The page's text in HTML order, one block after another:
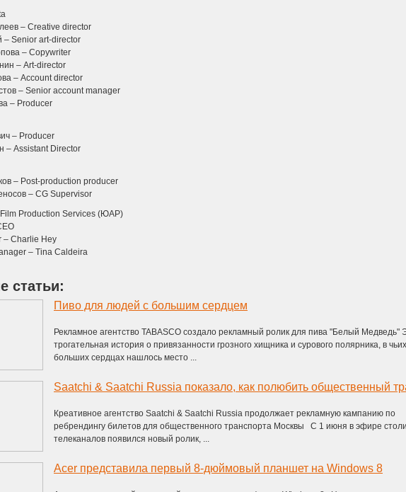
– Creative director
– Senior art-director
– Copywriter
– Art-director
– Account director
– Senior account manager
– Producer
– Producer
– Assistant Director
– Post-production producer
– CG Supervisor
Production Services (ЮАР)
– Charlie Hey
– Tina Caldeira
статьи:
Пиво для людей с большим сердцем
Рекламное агентство TABASCO создало рекламный ролик для пива "Белый Медведь"
трогательная история о привязанности грозного хищника и сурового полярника, в чьих
больших сердцах нашлось место ...
Креативное агентство Saatchi & Saatchi Russia продолжает рекламную кампанию по
ребрендингу билетов для общественного транспорта Москвы С 1 июня в эфире
телеканалов появился новый ролик, ...
Acer представила первый 8-дюймовый планшет на Windows 8